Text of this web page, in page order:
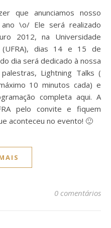
\o/ Ele será realizado
2012, na Universidade
(UFRA), dias 14 e 15 de
dia será dedicado à nossa
Lightning Talks (
10 minutos cada) e
completa aqui. A
pelo convite e fiquem
aconteceu no evento! 🙂
0 comentários